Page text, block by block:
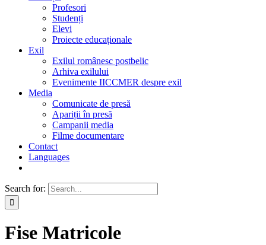
Profesori
Studenți
Elevi
Proiecte educaționale
Exil
Exilul românesc postbelic
Arhiva exilului
Evenimente IICCMER despre exil
Media
Comunicate de presă
Apariții în presă
Campanii media
Filme documentare
Contact
Languages
Search for:
Fise Matricole